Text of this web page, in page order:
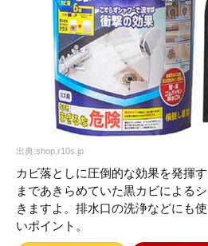
出典:shop.r10s.jp
カビ落としに圧倒的な効果を発揮
まであきらめていた黒カビによる
きますよ。排水口の洗浄などにも
いポイント。